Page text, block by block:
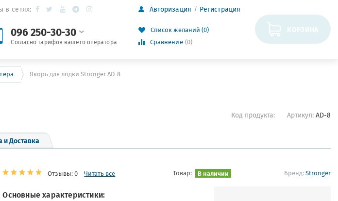
в сетях:
096 250-30-30
Согласно тарифов вашего оператора
Авторизация Регистрация
Список желаний (0)
Сравнение (0)
КОРЗИНА
Якорь для лодки Stronger AD-8
Код продукта: Артикул: AD-8
и Доставка
Отзывы: 0 Читать все Товар: В наличии Бренд:Stronger
Основные характеристики: